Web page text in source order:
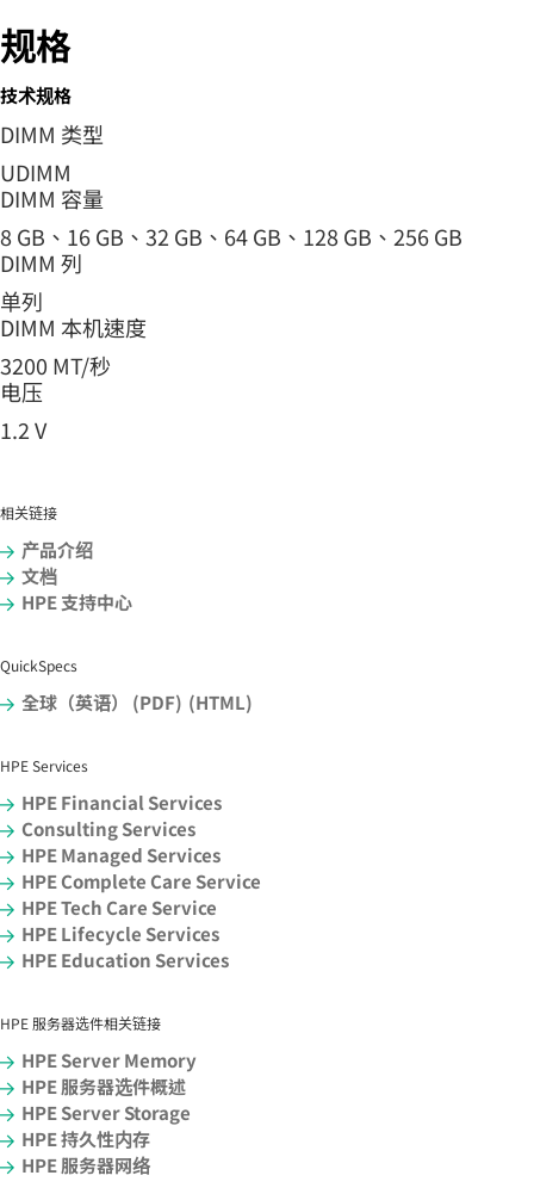
规格
技术规格
DIMM 类型
UDIMM
DIMM 容量
8 GB、16 GB、32 GB、64 GB、128 GB、256 GB
DIMM 列
单列
DIMM 本机速度
3200 MT/秒
电压
1.2 V
相关链接
产品介绍
文档
HPE 支持中心
QuickSpecs
全球（英语） (PDF) (HTML)
HPE Services
HPE Financial Services
Consulting Services
HPE Managed Services
HPE Complete Care Service
HPE Tech Care Service
HPE Lifecycle Services
HPE Education Services
HPE 服务器选件相关链接
HPE Server Memory
HPE 服务器选件概述
HPE Server Storage
HPE 持久性内存
HPE 服务器网络